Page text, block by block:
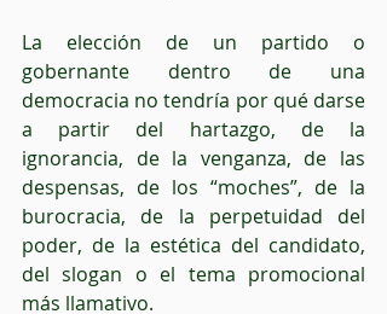
La elección de un partido o
gobernante dentro de una
democracia no tendría por qué darse
a partir del hartazgo, de la
ignorancia, de la venganza, de las
despensas, de los “moches”, de la
burocracia, de la perpetuidad del
poder, de la estética del candidato,
del slogan o el tema promocional
más llamativo.